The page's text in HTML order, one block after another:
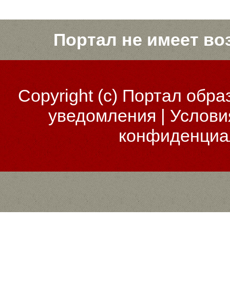
Портал не имеет
Copyright (c)Портал
уведомления |